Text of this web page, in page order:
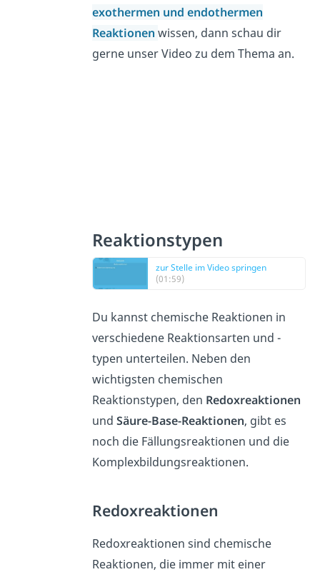
exothermen undendothermen
Reaktionenwissen, dann schau dir
gerne unser Video zu dem Thema an.
Reaktionstypen
zur Stelle im Video springen
(01:59)
Du kannst chemische Reaktionen in
verschiedene Reaktionsarten und -
typen unterteilen. Neben den
wichtigsten chemischen
Reaktionstypen, den Redoxreaktionen
undSäure-Base-Reaktionen, gibt es
noch die Fällungsreaktionen und die
Komplexbildungsreaktionen.
Redoxreaktionen
Redoxreaktionen sind chemische
Reaktionen, die immer mit einer